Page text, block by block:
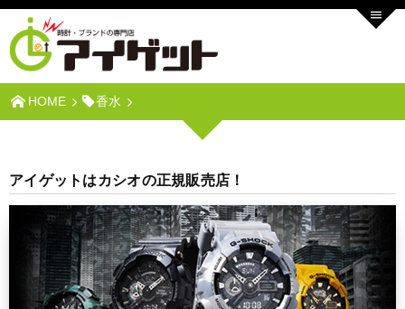
HOME 香水
アイゲットはカシオの正規販売店！